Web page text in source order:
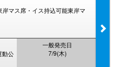
マス席・イス持込可能東岸マ
一般発売日
7/9(木)
動公